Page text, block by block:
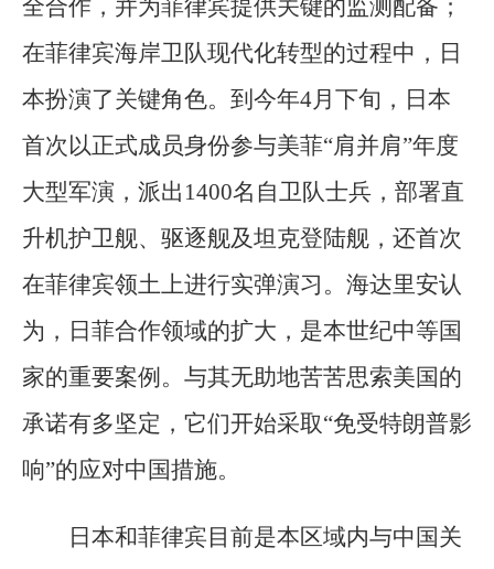
全合作，并为菲律宾提供关键的监测配备；
在菲律宾海岸卫队现代化转型的过程中，日
本扮演了关键角色。到今年4月下旬，日本
首次以正式成员身份参与美菲“肩并肩”年度
大型军演，派出1400名自卫队士兵，部署直
升机护卫舰、驱逐舰及坦克登陆舰，还首次
在菲律宾领土上进行实弹演习。海达里安认
为，日菲合作领域的扩大，是本世纪中等国
家的重要案例。与其无助地苦苦思索美国的
承诺有多坚定，它们开始采取“免受特朗普影
响”的应对中国措施。
日本和菲律宾目前是本区域内与中国关